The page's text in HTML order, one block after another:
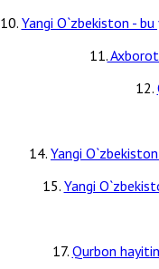
10. Yangi O`zbekiston -
11.Axborot
12.
14. Yangi
15. Yangi
17. Qurbon